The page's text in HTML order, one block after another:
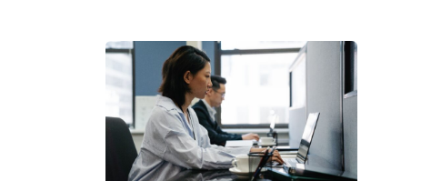
PROMETHEUS
ДЛЯ
СОЗДАНИЯ
«ИСКУССТВЕННОГО
ИНЖЕНЕРА»